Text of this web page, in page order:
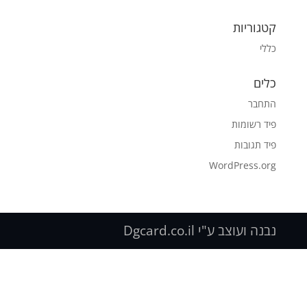
קטגוריות
כללי
כלים
התחבר
פיד רשומות
פיד תגובות
WordPress.org
נבנה ועוצב ע"י Dgcard.co.il